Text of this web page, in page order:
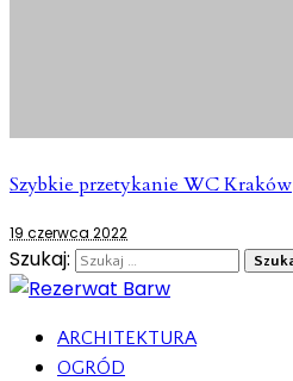
Szybkie przetykanie WC Kraków
19 czerwca 2022
Szukaj:
ARCHITEKTURA
OGRÓD